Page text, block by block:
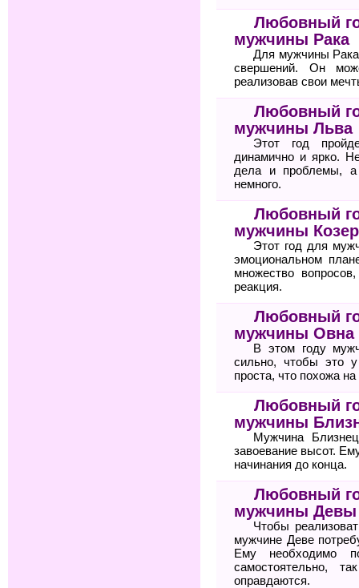
Любовный
мужчины Рака
Для мужчины
свершений. Он
реализовав свои
Любовный
мужчины Льва
Этот год
динамично и ярко.
дела и проблемы, а
немного.
Любовный
мужчины
Этот год для
эмоциональном
множество
реакция.
Любовный
мужчины Овна
В этом году
сильно, чтобы это у
проста, что похожа
Любовный
мужчины
Мужчина
завоевание высот.
начинания до конца.
Любовный
мужчины Девы
Чтобы
мужчине Деве
Ему необходимо
самостоятельно,
оправдаются.